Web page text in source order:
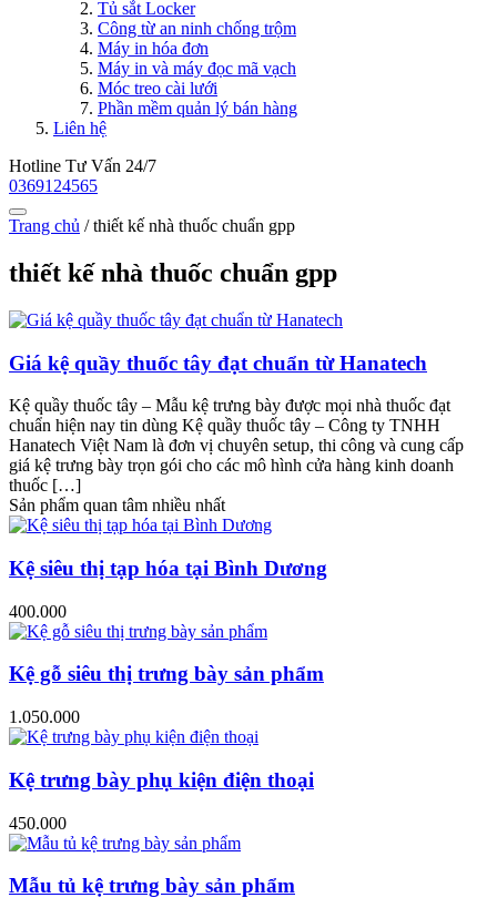
Tủ sắt Locker
Công từ an ninh chống trộm
Máy in hóa đơn
Máy in và máy đọc mã vạch
Móc treo cài lưới
Phần mềm quản lý bán hàng
Liên hệ
Hotline Tư Vấn 24/7
0369124565
Trang chủ /thiết kế nhà thuốc chuẩn gpp
thiết kế nhà thuốc chuẩn gpp
Giá kệ quầy thuốc tây đạt chuẩn từ Hanatech
Kệ quầy thuốc tây – Mẫu kệ trưng bày được mọi nhà thuốc đạt
chuẩn hiện nay tin dùng Kệ quầy thuốc tây – Công ty TNHH
Hanatech Việt Nam là đơn vị chuyên setup, thi công và cung cấp
giá kệ trưng bày trọn gói cho các mô hình cửa hàng kinh doanh
thuốc […]
Sản phẩm quan tâm nhiều nhất
Kệ siêu thị tạp hóa tại Bình Dương
400.000
Kệ gỗ siêu thị trưng bày sản phẩm
1.050.000
Kệ trưng bày phụ kiện điện thoại
450.000
Mẫu tủ kệ trưng bày sản phẩm